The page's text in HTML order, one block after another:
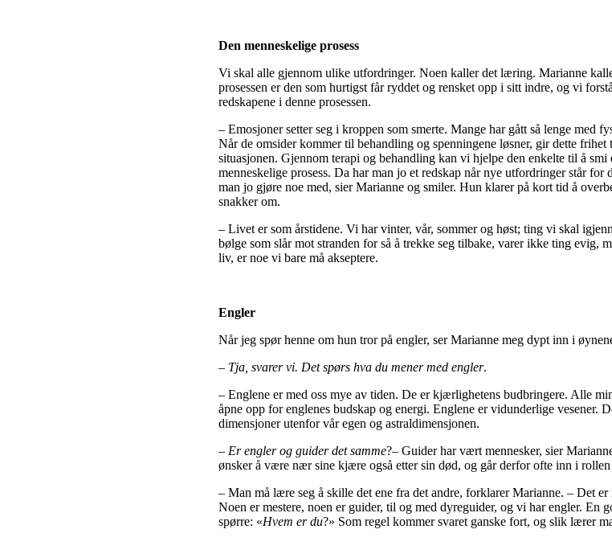
Den menneskelige prosess
Vi skal alle gjennom ulike utfordringer. Noen kaller det læring. Marianne
prosessen er den som hurtigst får ryddet og rensket opp i sitt indre, og vi
redskapene i denne prosessen.
– Emosjoner setter seg i kroppen som smerte. Mange har gått så lenge med
Når de omsider kommer til behandling og spenningene løsner, gir dette
situasjonen. Gjennom terapi og behandling kan vi hjelpe den enkelte til å
menneskelige prosess. Da har man jo et redskap når nye utfordringer står
man jo gjøre noe med, sier Marianne og smiler. Hun klarer på kort tid å
snakker om.
– Livet er som årstidene. Vi har vinter, vår, sommer og høst; ting vi skal
bølge som slår mot stranden for så å trekke seg tilbake, varer ikke ting evig,
liv, er noe vi bare må akseptere.
Engler
Når jeg spør henne om hun tror på engler, ser Marianne meg dypt inn i
– Tja, svarer vi. Det spørs hva du mener med engler.
– Englene er med oss mye av tiden. De er kjærlighetens budbringere. Alle
åpne opp for englenes budskap og energi. Englene er vidunderlige vesener.
dimensjoner utenfor vår egen og astraldimensjonen.
– Er engler og guider det samme?– Guider har vært mennesker, sier
ønsker å være nær sine kjære også etter sin død, og går derfor ofte inn i
– Man må lære seg å skille det ene fra det andre, forklarer Marianne. – Det
Noen er mestere, noen er guider, til og med dyreguider, og vi har engler. En
spørre: «Hvem er du?» Som regel kommer svaret ganske fort, og slik lærer